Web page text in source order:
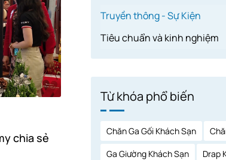
chia sẻ
Truyền thông - Sự Kiện
Tiêu chuẩn và kinh nghiệm
Từ khóa phổ biến
Chăn Ga Gối Khách Sạn
Ga Giường Khách Sạn
Drap